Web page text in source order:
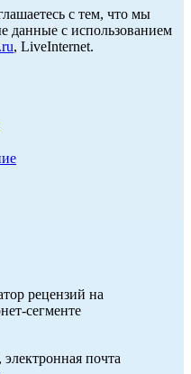
с тем, что мы
данные с использованием
, LiveInternet.
рецензий на
сегменте
почта